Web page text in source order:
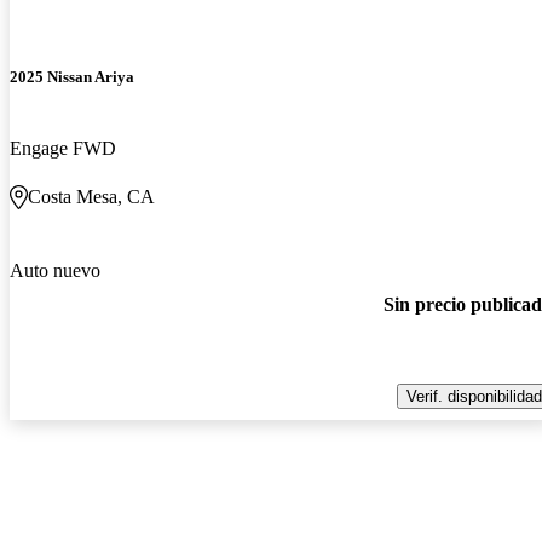
2025 Nissan Ariya
Engage FWD
Costa Mesa, CA
Auto nuevo
Sin precio
Verif. disponibilidad